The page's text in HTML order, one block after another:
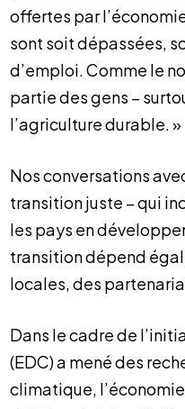
offertes par
sont soit dépassées,
d’emploi. Comme le
partie des gens –
l’agriculture durable. »
Nos conversations
transition juste – qui
les pays en
transition dépend
locales, des
Dans le cadre de
(EDC) a mené des
climatique,